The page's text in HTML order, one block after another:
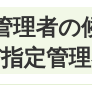
理者の
定管